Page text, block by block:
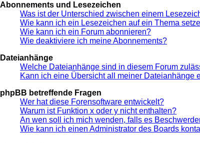
Abonnements und Lesezeichen
Was ist der Unterschied zwischen einem
Wie kann ich ein Lesezeichen auf ein Thema
Wie kann ich ein Forum abonnieren?
Wie deaktiviere ich meine Abonnements?
Dateianhänge
Welche Dateianhänge sind in diesem Forum
Kann ich eine Übersicht all meiner Dateianhänge
phpBB betreffende Fragen
Wer hat diese Forensoftware entwickelt?
Warum ist Funktion x oder y nicht enthalten?
An wen soll ich mich wenden, falls es
Wie kann ich einen Administrator des Boards